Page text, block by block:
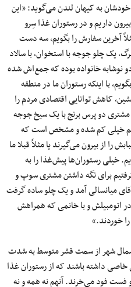
خودشان به کیهان لندن می‌گوید: «این
داریم و در رستوران غذا سِرو
آخرین سفارش را بگویم، سه دست
یک چلو جوجه با استخوان، با سالاد
نوشابه خانواده بوده که جمع‌اش شده
با اینکه رستوران ما در منطقه
کاهش توانایی اقتصادی مردم را
دو پرس برنج با یک سیخ جوجه
خیلی کم شده و مشخص است که
را از بیرون می‌گیرند یا مثلاً قبلا ما
خیلی رستوران‌ها پیش‌غذا را به
برای نگه داشتن مشتری سوپ و
میانسالی آمد و یک چلو ساده گرفت
و با خانمی که همراهش
خوردند.»
شمال شهر از سمت قشر متوسط به شدت
داشته باشند که از رستوران غذا
فست فود می‌خرند. آنهم نه همه و نه